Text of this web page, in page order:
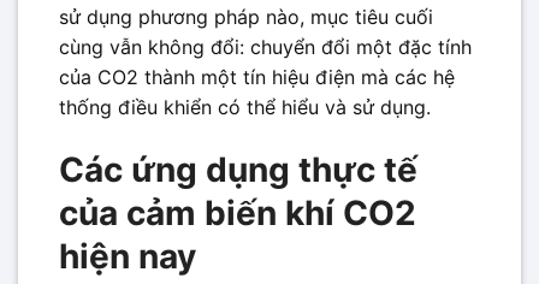
sử dụng phương pháp nào, mục tiêu cuối
cùng vẫn không đổi: chuyển đổi một đặc tính
của CO2 thành một tín hiệu điện mà các hệ
thống điều khiển có thể hiểu và sử dụng.
Các ứng dụng thực tế
của cảm biến khí CO2
hiện nay